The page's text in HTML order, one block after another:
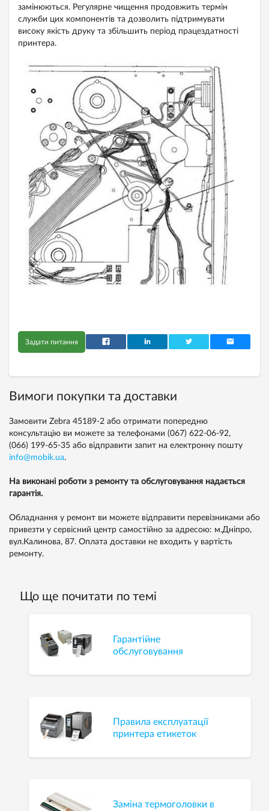
замінюються. Регулярне чищення продовжить термін
служби цих компонентів та дозволить підтримувати
високу якість друку та збільшить період працездатності
принтера.
Задати питання
Вимоги покупки та доставки
Замовити Zebra 45189-2 або отримати попередню
консультацію ви можете за телефонами (067) 622-06-92,
(066) 199-65-35 або відправити запит на електронну пошту
info@mobik.ua.
На виконані роботи з ремонту та обслуговування надається
гарантія.
Обладнання у ремонт ви можете відправити перевізниками або
привезти у сервісний центр самостійно за адресою: м.Дніпро,
вул.Калинова, 87. Оплата доставки не входить у вартість
ремонту.
Що ще почитати по темі
Гарантійне
обслуговування
Правила експлуатації
принтера етикеток
Заміна термоголовки в